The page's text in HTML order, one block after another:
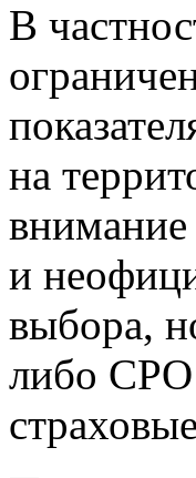
В
на
и
выбора,
либо СРО